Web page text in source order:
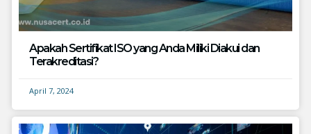
Apakah Sertifikat ISO yang Anda Miliki Diakui dan
Terakreditasi?
April 7, 2024